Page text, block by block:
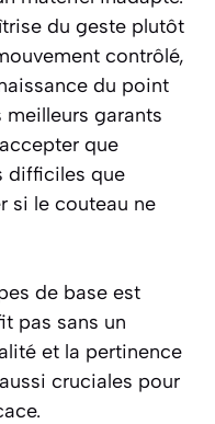
du geste plutôt
contrôlé,
du point
garants
que
difficiles que
si le couteau ne
de base est
pas sans un
et la pertinence
cruciales pour